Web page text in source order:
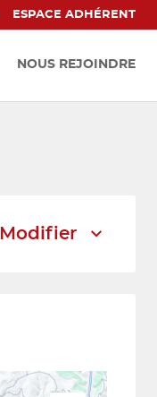
ESPACE ADHÉRENT
NOUS REJOINDRE
Modifier